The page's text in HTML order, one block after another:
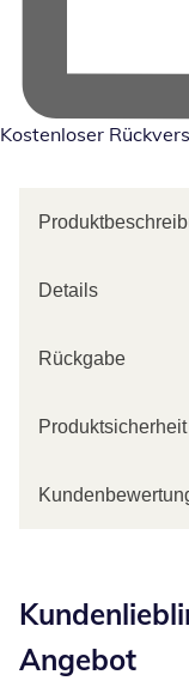
Kostenloser
Details
Rückgabe
Produktsicherheit
Angebot